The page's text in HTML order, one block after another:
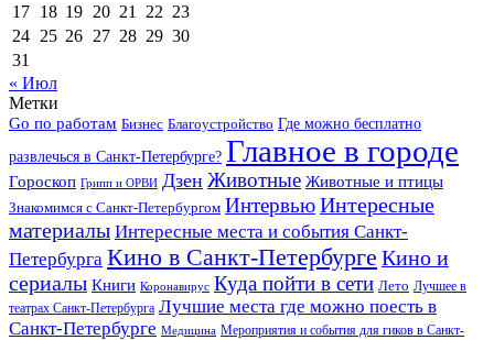
17 18 19 20 21 22 23
24 25 26 27 28 29 30
31
« Июл
Метки
Go по работам Бизнес Благоустройство Где можно бесплатно
развлечься в Санкт-Петербурге? Главное в городе
Гороскоп Грипп и ОРВИ Дзен Животные Животные и птицы
Знакомимся с Санкт-Петербургом ИнтервьюИнтересные
материалы Интересные места и события Санкт-
Петербурга Кино в Санкт-Петербурге Кино и
сериалы Книги Коронавирус Куда пойти в сети Лето Лучшее в
театрах Санкт-Петербурга Лучшие места где можно поесть в
Санкт-Петербурге Медицина Мероприятия и события для гиков в Санкт-